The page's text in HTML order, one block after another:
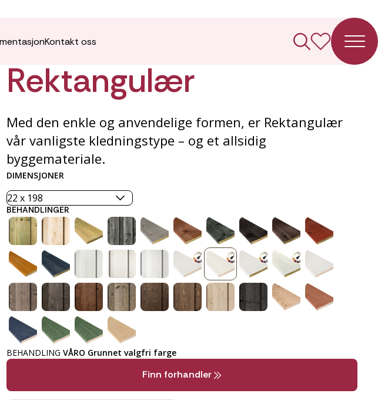
Kontakt oss
VÅRO Kledning
Rektangulær
Med den enkle og anvendelige formen, er Rektangulær
vår vanligste kledningstype – og et allsidig
byggemateriale.
DIMENSJONER
BEHANDLINGER
BEHANDLING VÅRO Grunnet valgfri farge
Finn forhandler